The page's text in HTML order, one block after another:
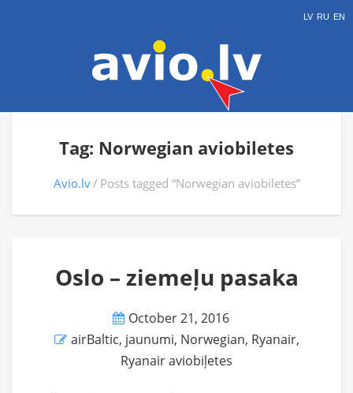
LV RU EN
Tag: Norwegian aviobiletes
Avio.lv Posts tagged “Norwegian aviobiletes”
Oslo – ziemeļu pasaka
October 21, 2016
airBaltic, jaunumi, Norwegian, Ryanair,
Ryanair aviobiļetes